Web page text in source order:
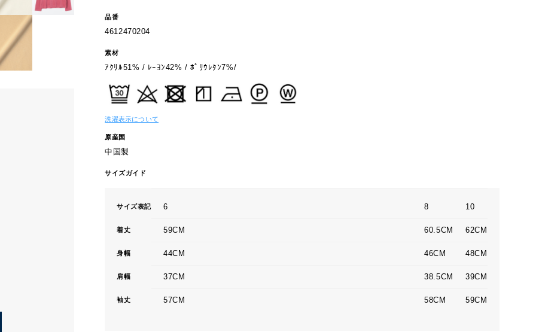
品番
4612470204
素材
ｱｸﾘﾙ51% / ﾚｰﾖﾝ42% / ﾎﾟﾘｳﾚﾀﾝ7%/
洗濯表示について
原産国
中国製
サイズガイド
サイズ表記 6 8 10
着丈 59CM 60.5CM 62CM
身幅 44CM 46CM 48CM
肩幅 37CM 38.5CM 39CM
袖丈 57CM 58CM 59CM